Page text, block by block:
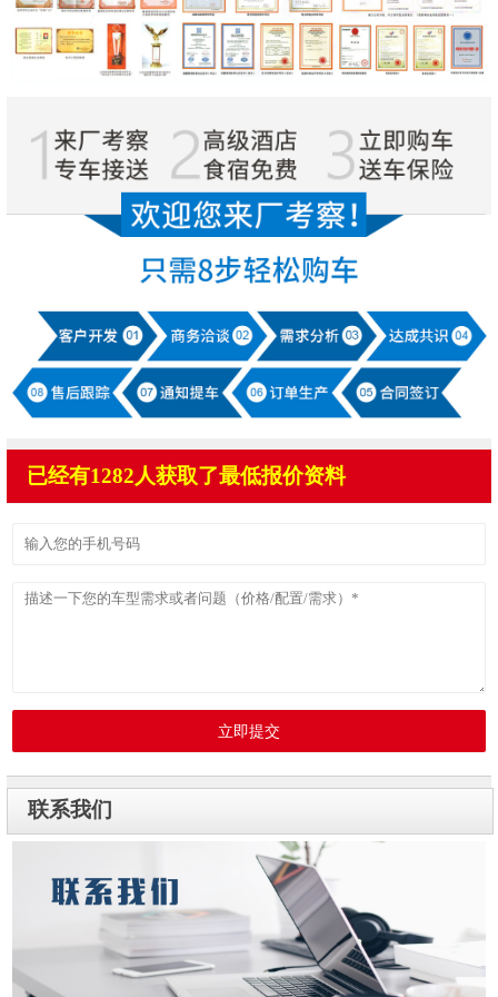
已经有1282人获取了最低报价资料
立即提交
联系我们